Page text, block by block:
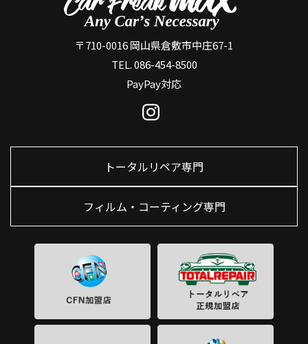
〒710-0016 岡山県倉敷市中庄67-1
TEL. 086-454-8500
PayPay対応
トータルリペア専門
フィルム・コーティング専門